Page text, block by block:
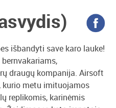
išbandyti save karo lauke!
draugų kompanija. Airsoft
metu imituojamos
replikomis, karinėmis